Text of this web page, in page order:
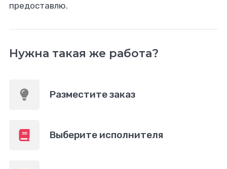
предоставлю.
Нужна такая же работа?
Разместите заказ
Выберите исполнителя